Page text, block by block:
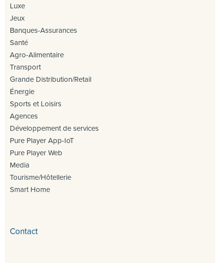
Luxe
Jeux
Banques-Assurances
Santé
Agro-Alimentaire
Transport
Grande Distribution/Retail
Énergie
Sports et Loisirs
Agences
Développement de services
Pure Player App-IoT
Pure Player Web
Media
Tourisme/Hôtellerie
Smart Home
Contact